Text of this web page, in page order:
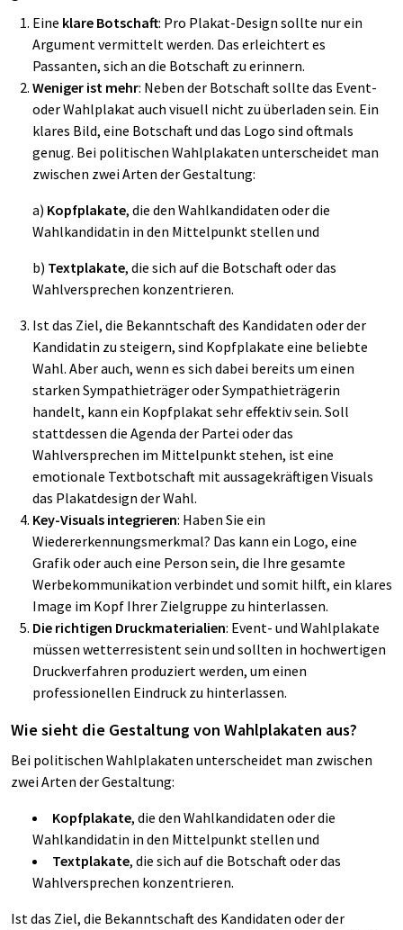
Eine klare Botschaft: Pro Plakat-Design sollte nur ein
Argument vermittelt werden. Das erleichtert es
Passanten, sich an die Botschaft zu erinnern.
Weniger ist mehr: Neben der Botschaft sollte das Event-
oder Wahlplakat auch visuell nicht zu überladen sein. Ein
klares Bild, eine Botschaft und das Logo sind oftmals
genug. Bei politischen Wahlplakaten unterscheidet man
zwischen zwei Arten der Gestaltung:
a) Kopfplakate, die den Wahlkandidaten oder die
Wahlkandidatin in den Mittelpunkt stellen und
b) Textplakate, die sich auf die Botschaft oder das
Wahlversprechen konzentrieren.
Ist das Ziel, die Bekanntschaft des Kandidaten oder der
Kandidatin zu steigern, sind Kopfplakate eine beliebte
Wahl. Aber auch, wenn es sich dabei bereits um einen
starken Sympathieträger oder Sympathieträgerin
handelt, kann ein Kopfplakat sehr effektiv sein. Soll
stattdessen die Agenda der Partei oder das
Wahlversprechen im Mittelpunkt stehen, ist eine
emotionale Textbotschaft mit aussagekräftigen Visuals
das Plakatdesign der Wahl.
Key-Visuals integrieren: Haben Sie ein
Wiedererkennungsmerkmal? Das kann ein Logo, eine
Grafik oder auch eine Person sein, die Ihre gesamte
Werbekommunikation verbindet und somit hilft, ein klares
Image im Kopf Ihrer Zielgruppe zu hinterlassen.
Die richtigen Druckmaterialien: Event- und Wahlplakate
müssen wetterresistent sein und sollten in hochwertigen
Druckverfahren produziert werden, um einen
professionellen Eindruck zu hinterlassen.
Wie sieht die Gestaltung von Wahlplakaten aus?
Bei politischen Wahlplakaten unterscheidet man zwischen
zwei Arten der Gestaltung:
Kopfplakate, die den Wahlkandidaten oder die
Wahlkandidatin in den Mittelpunkt stellen und
Textplakate, die sich auf die Botschaft oder das
Wahlversprechen konzentrieren.
Ist das Ziel, die Bekanntschaft des Kandidaten oder der